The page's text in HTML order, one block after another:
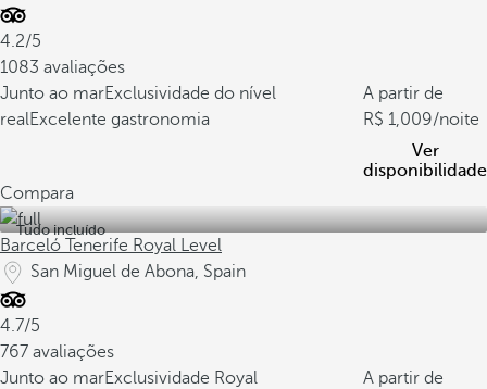
4.2/5
1083 avaliações
Junto ao marExclusividade do nível
realExcelente gastronomia
A partir de
1,009/noite
Ver
disponibilidade
Compara
Tudo incluído
Barceló Tenerife Royal Level
San Miguel de Abona, Spain
4.7/5
767 avaliações
Junto ao marExclusividade Royal
A partir de